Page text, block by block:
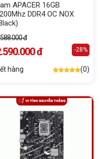
APACER 16GB
DDR4 OC NOX
đ
đ -28%
hàng (0)